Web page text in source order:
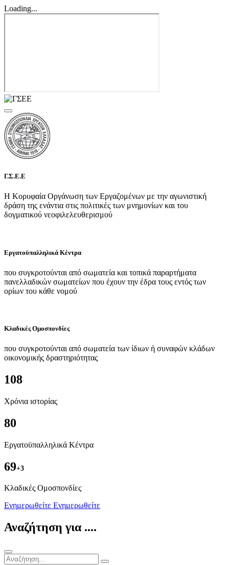
Loading...
Γ.Σ.Ε.Ε
Η Κορυφαία Οργάνωση των Εργαζομένων με την αγωνιστική
δράση της ενάντια στις πολιτικές των μνημονίων και του
δογματικού νεοφιλελευθερισμού
Εργατοϋπαλληλικά Κέντρα
που συγκροτούνται από σωματεία και τοπικά παραρτήματα
πανελλαδικών σωματείων που έχουν την έδρα τους εντός των
ορίων του κάθε νομού
Κλαδικές Ομοσπονδίες
που συγκροτούνται από σωματεία των ίδιων ή συναφών κλάδων
οικονομικής δραστηριότητας
108
Χρόνια ιστορίας
80
Εργατοϋπαλληλικά Κέντρα
69+3
Kλαδικές Ομοσπονδίες
Ενημερωθείτε Ενημερωθείτε
Αναζήτηση για ....